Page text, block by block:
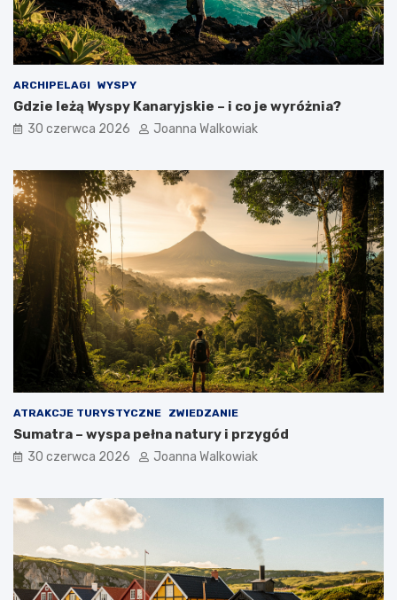
ARCHIPELAGI WYSPY
Gdzie leżą Wyspy Kanaryjskie – i co je wyróżnia?
30 czerwca 2026 Joanna Walkowiak
ATRAKCJE TURYSTYCZNE ZWIEDZANIE
Sumatra – wyspa pełna natury i przygód
30 czerwca 2026 Joanna Walkowiak